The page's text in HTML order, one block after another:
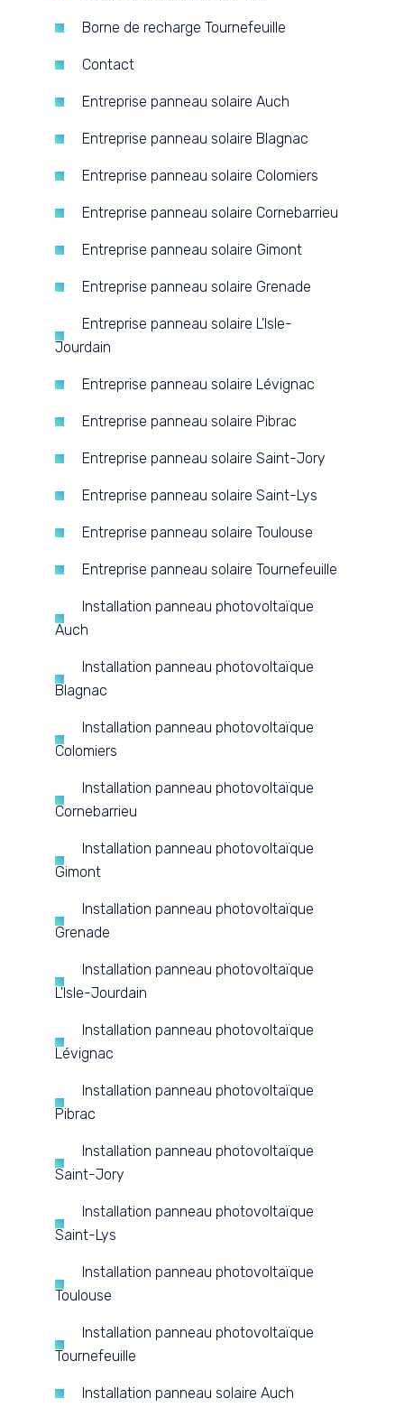
Borne de recharge Tournefeuille
Contact
Entreprise panneau solaire Auch
Entreprise panneau solaire Blagnac
Entreprise panneau solaire Colomiers
Entreprise panneau solaire Cornebarrieu
Entreprise panneau solaire Gimont
Entreprise panneau solaire Grenade
Entreprise panneau solaire L'Isle-
Jourdain
Entreprise panneau solaire Lévignac
Entreprise panneau solaire Pibrac
Entreprise panneau solaire Saint-Jory
Entreprise panneau solaire Saint-Lys
Entreprise panneau solaire Toulouse
Entreprise panneau solaire Tournefeuille
Installation panneau photovoltaïque
Auch
Installation panneau photovoltaïque
Blagnac
Installation panneau photovoltaïque
Colomiers
Installation panneau photovoltaïque
Cornebarrieu
Installation panneau photovoltaïque
Gimont
Installation panneau photovoltaïque
Grenade
Installation panneau photovoltaïque
L'Isle-Jourdain
Installation panneau photovoltaïque
Lévignac
Installation panneau photovoltaïque
Pibrac
Installation panneau photovoltaïque
Saint-Jory
Installation panneau photovoltaïque
Saint-Lys
Installation panneau photovoltaïque
Toulouse
Installation panneau photovoltaïque
Tournefeuille
Installation panneau solaire Auch